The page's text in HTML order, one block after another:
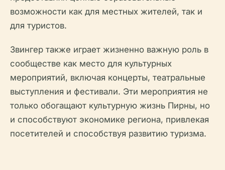
возможности как для местных жителей, так и
для туристов.
Звингер также играет жизненно важную роль в
сообществе как место для культурных
мероприятий, включая концерты, театральные
выступления и фестивали. Эти мероприятия не
только обогащают культурную жизнь Пирны, но
и способствуют экономике региона, привлекая
посетителей и способствуя развитию туризма.